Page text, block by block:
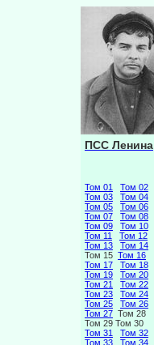
ПСС Ленина
Том 01
Том 02
Том 03
Том 04
Том 05
Том 06
Том 07
Том 08
Том 09
Том 10
Том 11
Том 12
Том 13
Том 14
Том 15 Том 16
Том 17
Том 18
Том 19
Том 20
Том 21
Том 22
Том 23
Том 24
Том 25
Том 26
Том 27 Том 28
Том 29 Том 30
Том 31
Том 32
Том 33
Том 34